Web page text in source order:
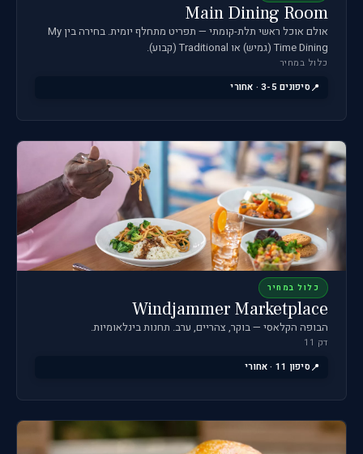
Main Dining Room
אולם אוכל ראשי תלת-קומתי — תפריט מתחלף יומית. בחירה בין My
Time Dining (גמיש) או Traditional (קבוע).
כלול במחיר
סיפונים 3-5 · אחורי
כלול במחיר
Windjammer Marketplace
הבופה הקלאסי — בוקר, צהריים, ערב. תחנות בינלאומיות.
דק 11
סיפון 11 · אחורי